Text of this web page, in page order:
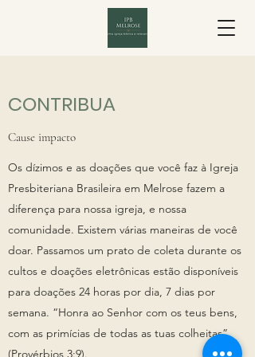
CONTRIBUA
Cause impacto
Os dízimos e as doações que você faz à Igreja
Presbiteriana Brasileira em Melrose fazem a
diferença para nossa igreja, e nossa
comunidade. Existem várias maneiras de você
doar. Passamos um prato de coleta durante os
cultos e doações eletrônicas estão disponíveis
para doações 24 horas por dia, 7 dias por
semana. “Honra ao Senhor com os teus bens,
com as primícias de todas as tuas colheitas”
(Provérbios 3:9).